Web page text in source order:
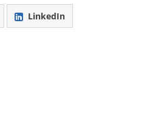
LinkedIn